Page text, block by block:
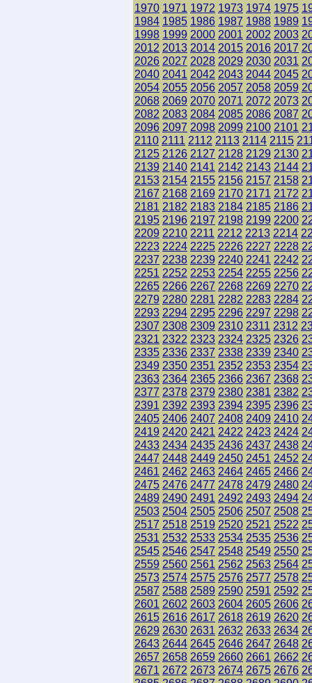
1970 1971 1972 1973 1974 1975
1984 1985 1986 1987 1988 1989
1998 1999 2000 2001 2002 2003
2012 2013 2014 2015 2016 2017
2026 2027 2028 2029 2030 2031
2040 2041 2042 2043 2044 2045
2054 2055 2056 2057 2058 2059
2068 2069 2070 2071 2072 2073
2082 2083 2084 2085 2086 2087
2096 2097 2098 2099 2100 2101
2110 2111 2112 2113 2114 2115
2125 2126 2127 2128 2129 2130
2139 2140 2141 2142 2143 2144
2153 2154 2155 2156 2157 2158
2167 2168 2169 2170 2171 2172
2181 2182 2183 2184 2185 2186
2195 2196 2197 2198 2199 2200
2209 2210 2211 2212 2213 2214
2223 2224 2225 2226 2227 2228
2237 2238 2239 2240 2241 2242
2251 2252 2253 2254 2255 2256
2265 2266 2267 2268 2269 2270
2279 2280 2281 2282 2283 2284
2293 2294 2295 2296 2297 2298
2307 2308 2309 2310 2311 2312
2321 2322 2323 2324 2325 2326
2335 2336 2337 2338 2339 2340
2349 2350 2351 2352 2353 2354
2363 2364 2365 2366 2367 2368
2377 2378 2379 2380 2381 2382
2391 2392 2393 2394 2395 2396
2405 2406 2407 2408 2409 2410
2419 2420 2421 2422 2423 2424
2433 2434 2435 2436 2437 2438
2447 2448 2449 2450 2451 2452
2461 2462 2463 2464 2465 2466
2475 2476 2477 2478 2479 2480
2489 2490 2491 2492 2493 2494
2503 2504 2505 2506 2507 2508
2517 2518 2519 2520 2521 2522
2531 2532 2533 2534 2535 2536
2545 2546 2547 2548 2549 2550
2559 2560 2561 2562 2563 2564
2573 2574 2575 2576 2577 2578
2587 2588 2589 2590 2591 2592
2601 2602 2603 2604 2605 2606
2615 2616 2617 2618 2619 2620
2629 2630 2631 2632 2633 2634
2643 2644 2645 2646 2647 2648
2657 2658 2659 2660 2661 2662
2671 2672 2673 2674 2675 2676